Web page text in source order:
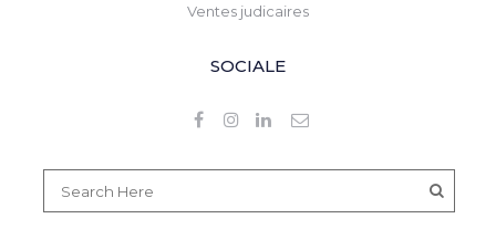
Ventes judicaires
SOCIALE